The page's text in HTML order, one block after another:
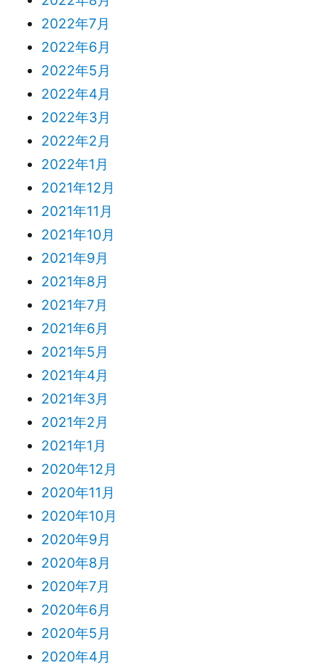
2022年7月
2022年6月
2022年5月
2022年4月
2022年3月
2022年2月
2022年1月
2021年12月
2021年11月
2021年10月
2021年9月
2021年8月
2021年7月
2021年6月
2021年5月
2021年4月
2021年3月
2021年2月
2021年1月
2020年12月
2020年11月
2020年10月
2020年9月
2020年8月
2020年7月
2020年6月
2020年5月
2020年4月